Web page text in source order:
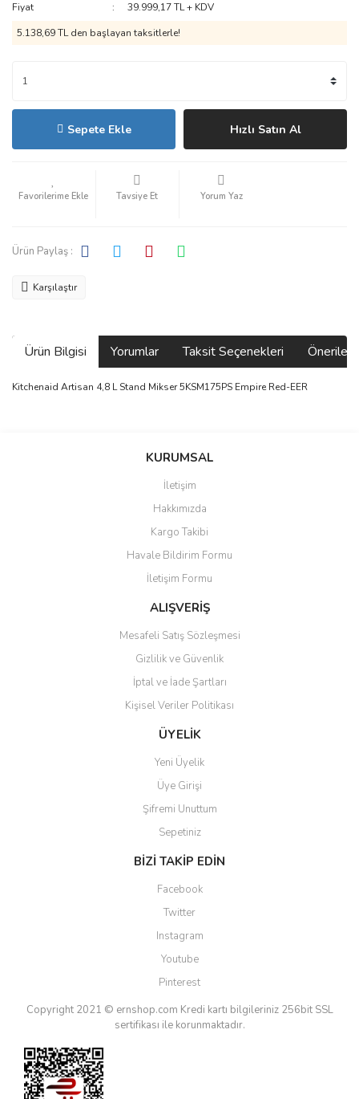
Fiyat
39.999,17 TL + KDV
5.138,69 TL den başlayan taksitlerle!
Sepete Ekle Hızlı Satın Al
Tavsiye Et Yorum Yaz
Ürün Paylaş :
Karşılaştır
Ürün Bilgisi Yorumlar Taksit Seçenekleri
Kitchenaid Artisan 4,8 L Stand Mikser 5KSM175PS Empire Red-EER
Bu ürüne ilk yorumu siz yapın!
Ürün resmi kalitesiz, bozuk veya görüntülenemiyor.
Ürün açıklamasında eksik bilgiler bulunuyor.
Ürün bilgilerinde hatalar bulunuyor.
Ürün fiyatı diğer sitelerden daha pahalı.
Bu ürüne benzer farklı alternatifler olmalı.
Gönder
KURUMSAL
İletişim
Hakkımızda
Kargo Takibi
Havale Bildirim Formu
İletişim Formu
ALIŞVERİŞ
Mesafeli Satış Sözleşmesi
Gizlilik ve Güvenlik
İptal ve İade Şartları
Kişisel Veriler Politikası
ÜYELİK
Yeni Üyelik
Üye Girişi
Şifremi Unuttum
Sepetiniz
BİZİ TAKİP EDİN
Facebook
Twitter
Instagram
Youtube
Pinterest
Copyright 2021 © ernshop.com Kredi kartı bilgileriniz 256bit SSL
sertifikası ile korunmaktadır.